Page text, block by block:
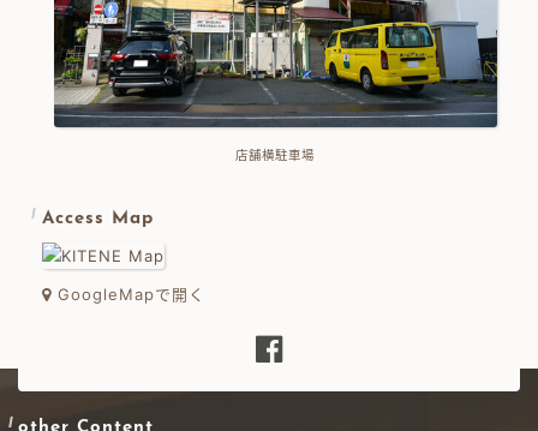
店舗横駐車場
Access Map
GoogleMapで開く